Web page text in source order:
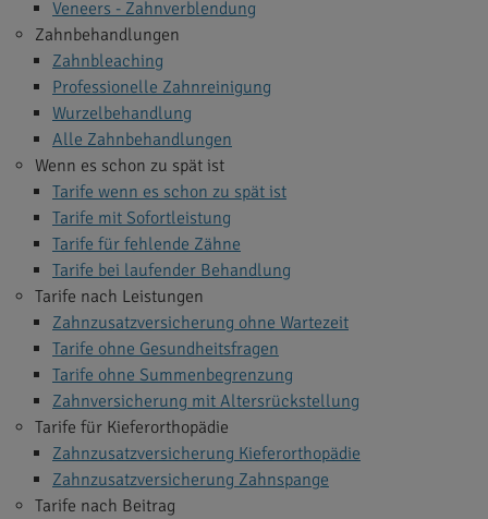
Veneers - Zahnverblendung
Zahnbehandlungen
Zahnbleaching
Professionelle Zahnreinigung
Wurzelbehandlung
Alle Zahnbehandlungen
Wenn es schon zu spät ist
Tarife wenn es schon zu spät ist
Tarife mit Sofortleistung
Tarife für fehlende Zähne
Tarife bei laufender Behandlung
Tarife nach Leistungen
Zahnzusatzversicherung ohne Wartezeit
Tarife ohne Gesundheitsfragen
Tarife ohne Summenbegrenzung
Zahnversicherung mit Altersrückstellung
Tarife für Kieferorthopädie
Zahnzusatzversicherung Kieferorthopädie
Zahnzusatzversicherung Zahnspange
Tarife nach Beitrag